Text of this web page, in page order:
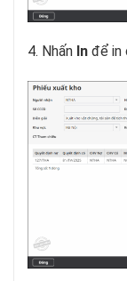
4. Nhấn In để in